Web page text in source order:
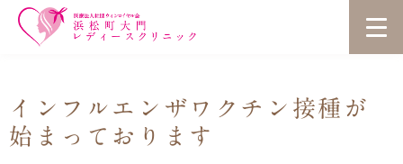
インフルエンザワクチン接種が
始まっております